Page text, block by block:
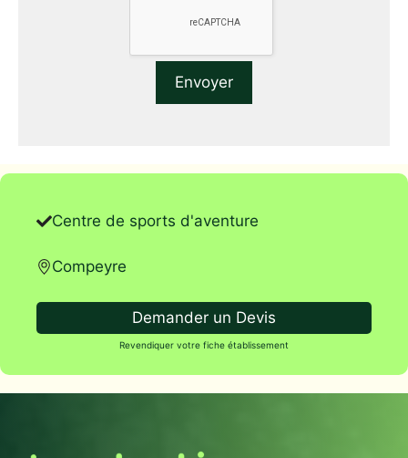
Centre de sports d'aventure
Compeyre
Demander un Devis
Revendiquer votre fiche établissement